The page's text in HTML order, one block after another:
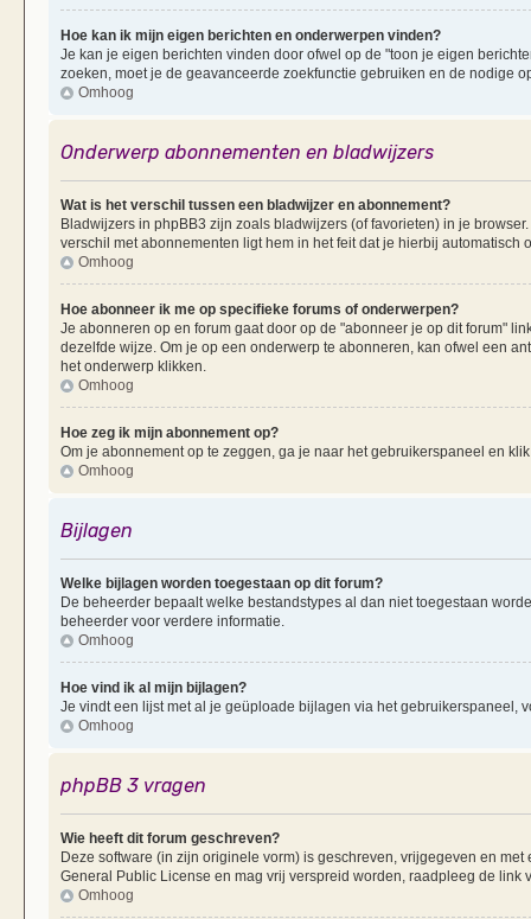
Hoe kan ik mijn eigen berichten en onderwerpen vinden?
Je kan je eigen berichten vinden door ofwel op de "toon je eigen
zoeken, moet je de geavanceerde zoekfunctie gebruiken en de nodige
Omhoog
Onderwerp abonnementen en bladwijzers
Wat is het verschil tussen een bladwijzer en abonnement?
Bladwijzers in phpBB3 zijn zoals bladwijzers (of favorieten) in je
verschil met abonnementen ligt hem in het feit dat je hierbij
Omhoog
Hoe abonneer ik me op specifieke forums of onderwerpen?
Je abonneren op en forum gaat door op de "abonneer je op dit forum"
dezelfde wijze. Om je op een onderwerp te abonneren, kan ofwel een
het onderwerp klikken.
Omhoog
Hoe zeg ik mijn abonnement op?
Om je abonnement op te zeggen, ga je naar het gebruikerspaneel en
Omhoog
Bijlagen
Welke bijlagen worden toegestaan op dit forum?
De beheerder bepaalt welke bestandstypes al dan niet toegestaan
beheerder voor verdere informatie.
Omhoog
Hoe vind ik al mijn bijlagen?
Je vindt een lijst met al je geüploade bijlagen via het gebruikerspaneel,
Omhoog
phpBB 3 vragen
Wie heeft dit forum geschreven?
Deze software (in zijn originele vorm) is geschreven, vrijgegeven en
General Public License en mag vrij verspreid worden, raadpleeg de link
Omhoog